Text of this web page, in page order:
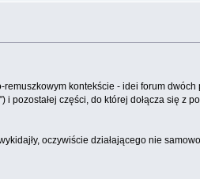
remuszkowym kontekście - idei forum
części, do której dołącza się z
oczywiście działającego nie